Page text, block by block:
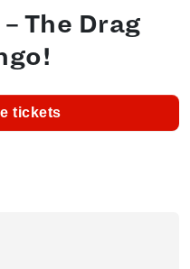
The Drag
tickets